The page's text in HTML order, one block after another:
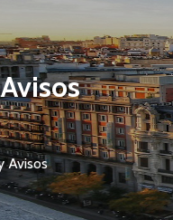
Avisos